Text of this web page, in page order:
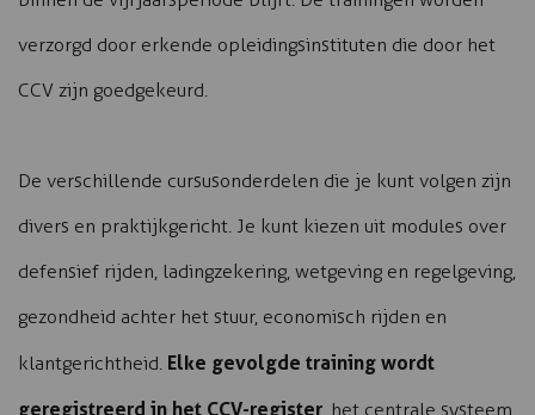
verzorgd door erkende opleidingsinstituten die door het
CCV zijn goedgekeurd.
De verschillende cursusonderdelen die je kunt volgen zijn
divers en praktijkgericht. Je kunt kiezen uit modules over
defensief rijden, ladingzekering, wetgeving en regelgeving,
gezondheid achter het stuur, economisch rijden en
klantgerichtheid. Elke gevolgde training wordt
geregistreerd in het CCV-register, het centrale systeem